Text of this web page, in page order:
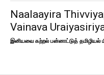
Naalaayira
Vainava
இனியவை கற்றல் பன்னாட்டுத் தமிழியல்